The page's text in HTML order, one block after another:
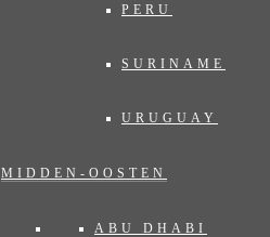
PERU
SURINAME
URUGUAY
MIDDEN-OOSTEN
ABU DHABI